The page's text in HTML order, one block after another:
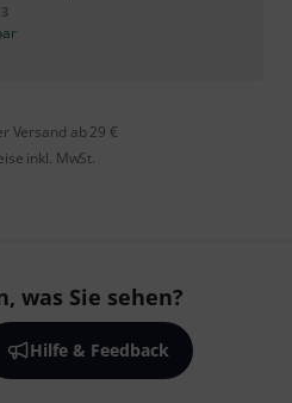
3
Versand ab 29 €
inkl. MwSt.
was Sie sehen?
Hilfe & Feedback